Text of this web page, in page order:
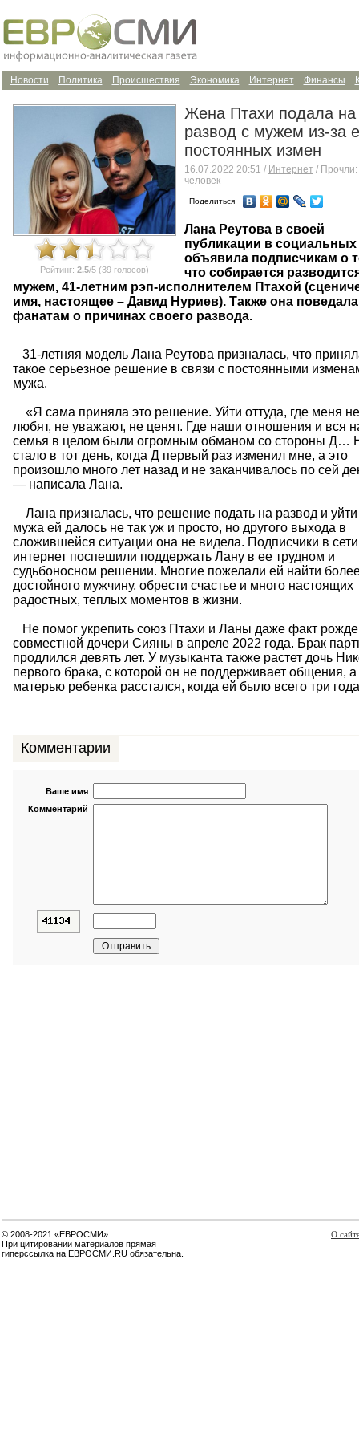
Финансы
Интернет
Экономика
Происшествия
Политика
Новости
Рейтинг: 2.5/5 (39 голосов)
Жена Птахи подала на
развод с мужем из-за
постоянных измен
16.07.2022 20:51 / Интернет /
человек
Поделиться
Лана Реутова в своей
публикации в социальных
объявила подписчикам о
что собирается
мужем, 41-летним рэп-исполнителем Птахой
имя, настоящее – Давид Нуриев). Также она поведала
фанатам о причинах своего развода.
31-летняя модель Лана Реутова призналась, что
такое серьезное решение в связи с постоянными
мужа.
«Я сама приняла это решение. Уйти оттуда, где меня не
любят, не уважают, не ценят. Где наши отношения и вся
семья в целом были огромным обманом со стороны Д…
стало в тот день, когда Д первый раз изменил мне, а это
произошло много лет назад и не заканчивалось по сей
— написала Лана.
Лана призналась, что решение подать на развод и уйти
мужа ей далось не так уж и просто, но другого выхода в
сложившейся ситуации она не видела. Подписчики в сети
интернет поспешили поддержать Лану в ее трудном и
судьбоносном решении. Многие пожелали ей найти
достойного мужчину, обрести счастье и много настоящих
радостных, теплых моментов в жизни.
Не помог укрепить союз Птахи и Ланы даже факт
совместной дочери Сияны в апреле 2022 года. Брак
продлился девять лет. У музыканта также растет дочь
первого брака, с которой он не поддерживает общения, а
матерью ребенка расстался, когда ей было всего три
Комментарии
Ваше имя
Комментарий
© 2008-2021 «ЕВРОСМИ»
При цитировании материалов прямая
гиперссылка на ЕВРОСМИ.RU обязательна.
О